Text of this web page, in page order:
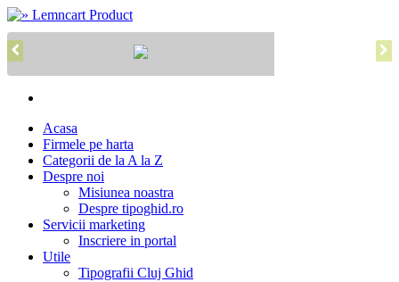
Acasa
Firmele pe harta
Categorii de la A la Z
Despre noi
Misiunea noastra
Despre tipoghid.ro
Servicii marketing
Inscriere in portal
Utile
Tipografii Cluj Ghid